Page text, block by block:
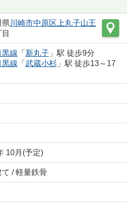
県 川崎市中原区 上丸子山王
黒線 「 新丸子 」駅 徒歩9分
黒線 「 武蔵小杉」駅 徒歩13～17
10月(予定)
/ 軽量鉄骨